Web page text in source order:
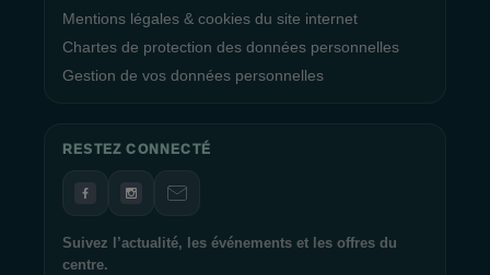
Mentions légales & cookies du site internet
Chartes de protection des données personnelles
Gestion de vos données personnelles
RESTEZ CONNECTÉ
Suivez l’actualité, les événements et les offres du
centre.